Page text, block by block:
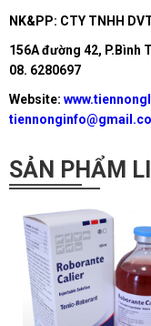
NK&PP: CTY TNHH
156A đường 42, P.Bình
08. 6280697
Website:
SẢN PHẨM